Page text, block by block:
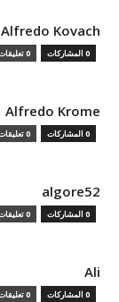
Alfredo Kovach
0 المشاركات 0 تعليقات
Alfredo Krome
0 المشاركات 0 تعليقات
algore52
0 المشاركات 0 تعليقات
Ali
0 المشاركات 0 تعليقات